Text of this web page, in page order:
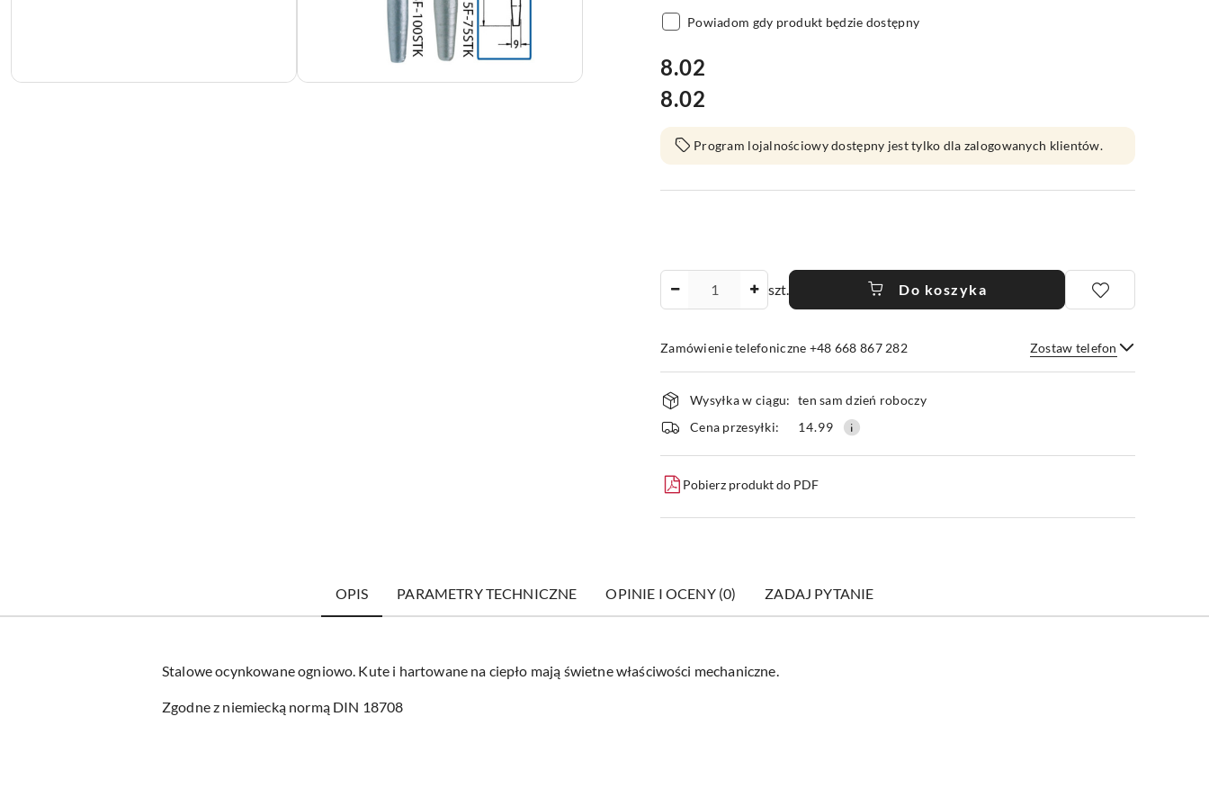
Powiadom gdy produkt będzie dostępny
cena:
8.02
Cena:
8.02
Program lojalnościowy dostępny jest tylko dla zalogowanych klientów.
szt. Do koszyka
Zamówienie telefoniczne +48 668 867 282 Zostaw telefon
Wyślij
Dostępność
i
dostawa
Wysyłka w ciągu: ten sam dzień roboczy
Cena przesyłki:
14.99
Pobierz produkt do PDF
OPIS PARAMETRY TECHNICZNE OPINIE I OCENY (0) ZADAJ PYTANIE
Stalowe ocynkowane ogniowo. Kute i hartowane na ciepło mają świetne właściwości mechaniczne.
Zgodne z niemiecką normą DIN 18708